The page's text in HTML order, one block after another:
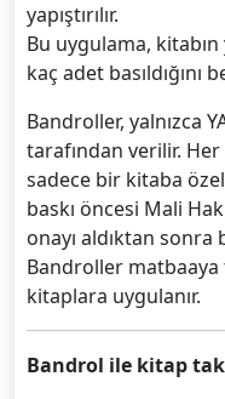
yapıştırılır.
Bu uygulama,
kaç adet basıldığını
Bandroller, yalnızca
tarafından verilir.
sadece bir kitaba
baskı öncesi Mali
onayı aldıktan
Bandroller matbaaya
kitaplara uygulanır.
Bandrol ile kitap